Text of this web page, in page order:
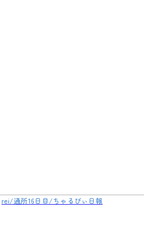
rei/通所16日目/ちゃるびぃ日報